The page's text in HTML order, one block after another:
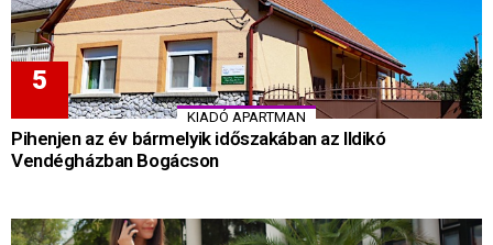
KIADÓ APARTMAN
Pihenjen az év bármelyik időszakában az Ildikó
Vendégházban Bogácson